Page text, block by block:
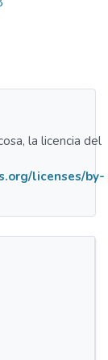
la licencia del
licenses/by-